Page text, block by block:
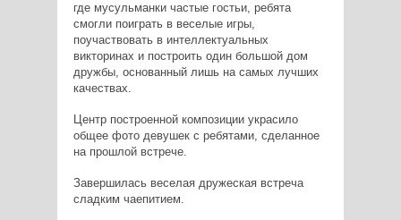
где мусульманки частые гостьи, ребята
смогли поиграть в веселые игры,
поучаствовать в интеллектуальных
викторинах и построить один большой дом
дружбы, основанный лишь на самых лучших
качествах.
Центр построенной композиции украсило
общее фото девушек с ребятами, сделанное
на прошлой встрече.
Завершилась веселая дружеская встреча
сладким чаепитием.